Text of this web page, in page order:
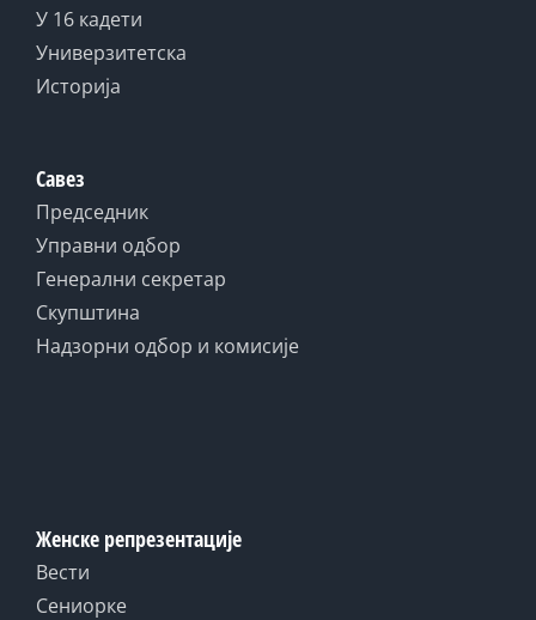
У 16 кадети
Универзитетска
Историја
Савез
Председник
Управни одбор
Генерални секретар
Скупштина
Надзорни одбор и комисије
Женске репрезентације
Вести
Сениорке